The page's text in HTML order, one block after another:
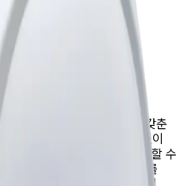
난 내충격성과 내관통성을 갖춘
환경에서도 충격에 이상 없이
다양한 산업 현장에서 활용할 수
개, 마스크 등 각종 액세서리를